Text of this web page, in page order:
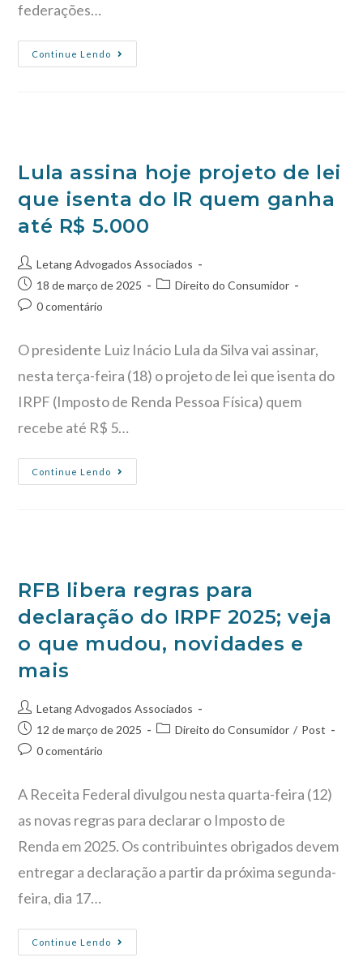
federações…
Continue Lendo
Lula assina hoje projeto de lei
que isenta do IR quem ganha
até R$ 5.000
Letang Advogados Associados
18 de março de 2025
Direito do Consumidor
0 comentário
O presidente Luiz Inácio Lula da Silva vai assinar,
nesta terça-feira (18) o projeto de lei que isenta do
IRPF (Imposto de Renda Pessoa Física) quem
recebe até R$ 5…
Continue Lendo
RFB libera regras para
declaração do IRPF 2025; veja
o que mudou, novidades e
mais
Letang Advogados Associados
12 de março de 2025
Direito do Consumidor / Post
0 comentário
A Receita Federal divulgou nesta quarta-feira (12)
as novas regras para declarar o Imposto de
Renda em 2025. Os contribuintes obrigados devem
entregar a declaração a partir da próxima segunda-
feira, dia 17…
Continue Lendo